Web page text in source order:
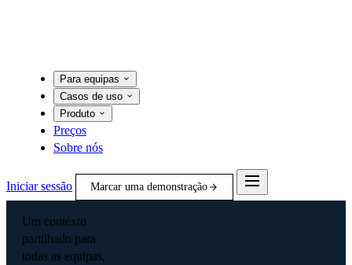
Para equipas
Casos de uso
Produto
Preços
Sobre nós
Iniciar sessão Marcar uma demonstração
Um contexto
partilhado para
todas as equipas,